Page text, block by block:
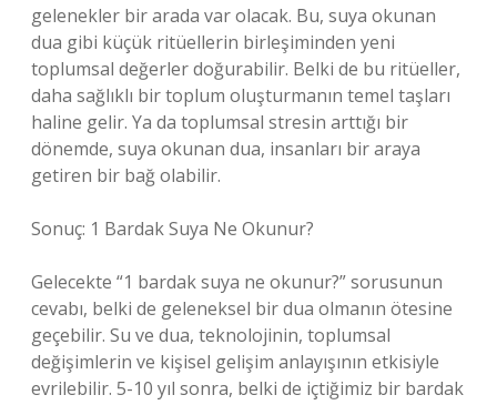
gelenekler bir arada var olacak. Bu, suya okunan
dua gibi küçük ritüellerin birleşiminden yeni
toplumsal değerler doğurabilir. Belki de bu ritüeller,
daha sağlıklı bir toplum oluşturmanın temel taşları
haline gelir. Ya da toplumsal stresin arttığı bir
dönemde, suya okunan dua, insanları bir araya
getiren bir bağ olabilir.
Sonuç: 1 Bardak Suya Ne Okunur?
Gelecekte “1 bardak suya ne okunur?” sorusunun
cevabı, belki de geleneksel bir dua olmanın ötesine
geçebilir. Su ve dua, teknolojinin, toplumsal
değişimlerin ve kişisel gelişim anlayışının etkisiyle
evrilebilir. 5-10 yıl sonra, belki de içtiğimiz bir bardak